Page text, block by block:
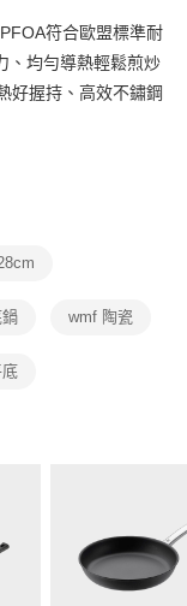
行
業銀行
行
）商業銀行
業銀行
行
業銀行
行
符合歐盟標準耐
、均勻導熱輕鬆煎炒
好握持、高效不鏽鋼
wmf 陶瓷